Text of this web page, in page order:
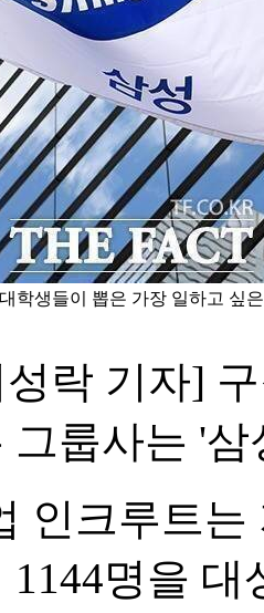
학생들이 뽑은 가장 일하고 싶
락 기자]
그룹사는 '
인크루트
1144명을